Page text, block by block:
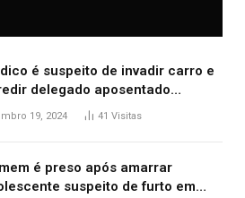
é suspeito de invadir carro e
delegado aposentado
confusão no trânsito
19, 2024 41 Visitas
é preso após amarrar
suspeito de furto em